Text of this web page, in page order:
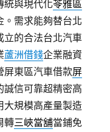
統與現代化苓雅區
。需求能夠替台北
立的合法台北汽車
蘆洲借錢企業融資
屏東區汽車借款屏
誠信可靠超精密高
大規模高產量製造
轉三峽當舖當鋪免